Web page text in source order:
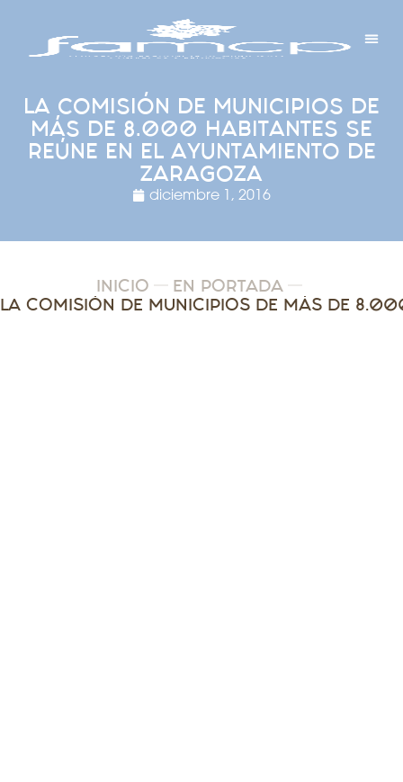
LA COMISIÓN DE MUNICIPIOS DE
MÁS DE 8.000 HABITANTES SE
REÚNE EN EL AYUNTAMIENTO DE
ZARAGOZA
diciembre 1, 2016
INICIO EN PORTADA